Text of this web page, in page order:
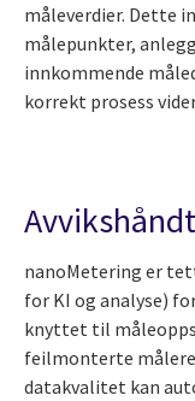
måleverdier. Dette
målepunkter,
innkommende
korrekt prosess
nanoMetering er
for KI og analyse)
knyttet til
feilmonterte
datakvalitet kan